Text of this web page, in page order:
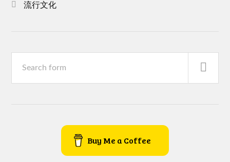
流行文化
Buy Me a Coffee